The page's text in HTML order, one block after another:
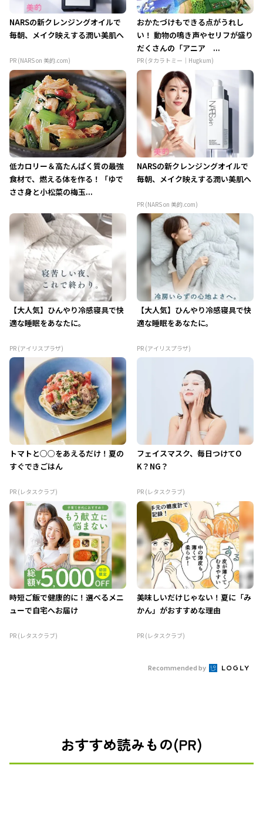
NARSの新クレンジングオイルで
毎朝、メイク映えする潤い美肌へ
PR (NARS on 美的.com)
おかたづけもできる点がうれし
い！ 動物の鳴き声やセリフが盛り
だくさんの「アニア ...
PR (タカラトミー｜Hugkum)
低カロリー＆高たんぱく質の最強
食材で、燃える体を作る！「ゆで
ささ身と小松菜の梅玉...
NARSの新クレンジングオイルで
毎朝、メイク映えする潤い美肌へ
PR (NARS on 美的.com)
【大人気】ひんやり冷感寝具で快
適な睡眠をあなたに。
PR (アイリスプラザ)
【大人気】ひんやり冷感寝具で快
適な睡眠をあなたに。
PR (アイリスプラザ)
トマトと○○をあえるだけ！夏の
すぐできごはん
PR (レタスクラブ)
フェイスマスク、毎日つけてO
K？NG？
PR (レタスクラブ)
時短ご飯で健康的に！選べるメニ
ューで自宅へお届け
PR (レタスクラブ)
美味しいだけじゃない！夏に「み
かん」がおすすめな理由
PR (レタスクラブ)
Recommended by
おすすめ読みもの(PR)